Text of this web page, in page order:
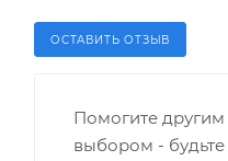
ОСТАВИТЬ ОТЗЫВ
Помогите другим
выбором -